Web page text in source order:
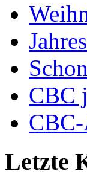
CBC
Letzte